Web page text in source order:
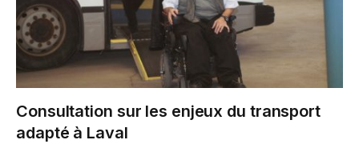
Consultation sur les enjeux du transport
adapté à Laval